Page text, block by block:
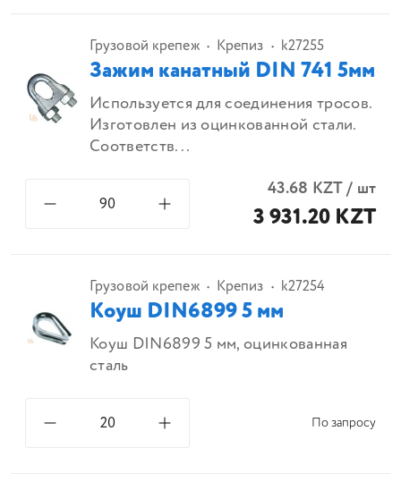
Грузовой крепеж Крепиз k27255
Зажим канатный DIN 741 5мм
Используется для соединения тросов.
Изготовлен из оцинкованной стали.
Соответств...
43.68 KZT/ шт
3 931.20 KZT
Грузовой крепеж Крепиз k27254
Коуш DIN6899 5 мм
Коуш DIN6899 5 мм, оцинкованная
сталь
По запросу